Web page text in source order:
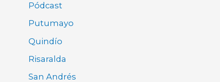
Pódcast
Putumayo
Quindío
Risaralda
San Andrés